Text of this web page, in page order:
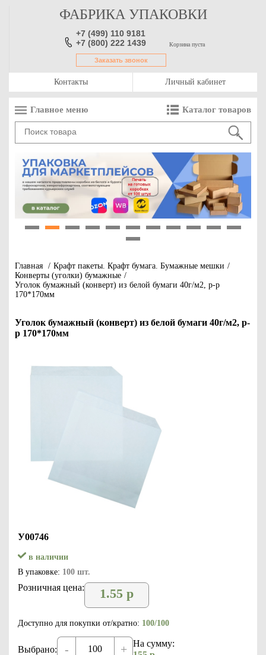
ФАБРИКА УПАКОВКИ
+7 (499) 110 9181
+7 (800) 222 1439
Заказать звонок
Корзина пуста
Контакты Личный кабинет
Главное меню Каталог товаров
Главная / Крафт пакеты. Крафт бумага. Бумажные мешки /
Конверты (уголки) бумажные /
Уголок бумажный (конверт) из белой бумаги 40г/м2, р-р
170*170мм
Уголок бумажный (конверт) из белой бумаги 40г/м2, р-
р 170*170мм
У00746
в наличии
В упаковке: 100 шт.
Розничная цена: 1.55 р
Доступно для покупки от/кратно: 100/100
Выбрано: - +
На сумму: